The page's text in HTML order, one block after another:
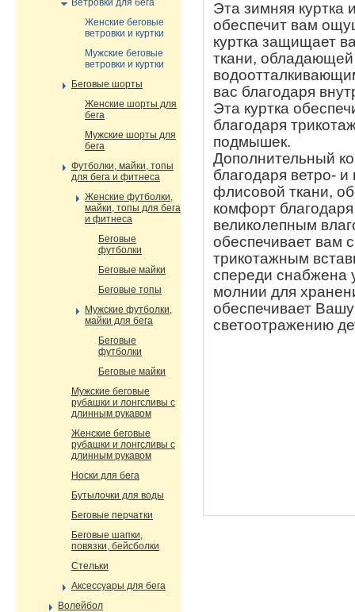
Эта зимняя куртка
обеспечит вам
куртка защищает
ткани,
вас благодаря
Эта куртка
благодаря
подмышек.
Дополнительный
благодаря ветро-
флисовой ткани,
комфорт
великолепным
обеспечивает вам
трикотажным
спереди снабжена
молнии для
обеспечивает
светоотражению
Ветровки для бега
Женские беговые
ветровки и куртки
Мужские беговые
ветровки и куртки
Беговые шорты
Женские шорты для
бега
Мужские шорты для
бега
Футболки, майки, топы
для бега и фитнеса
Женские футболки,
майки, топы для бега
и фитнеса
Беговые
футболки
Беговые майки
Беговые топы
Мужские футболки,
майки для бега
Беговые
футболки
Беговые майки
Мужские беговые
рубашки и лонгсливы с
длинным рукавом
Женские беговые
рубашки и лонгсливы с
длинным рукавом
Носки для бега
Бутылочки для воды
Беговые перчатки
Беговые шапки,
повязки, бейсболки
Стельки
Аксессуары для бега
Волейбол